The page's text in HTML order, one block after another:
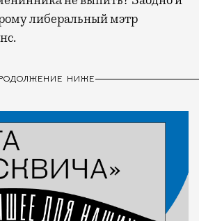
либеральный мэтр
НИЖЕ